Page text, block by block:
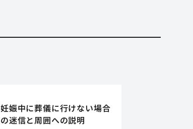
妊娠中に葬儀に行けない場合
の迷信と周囲への説明